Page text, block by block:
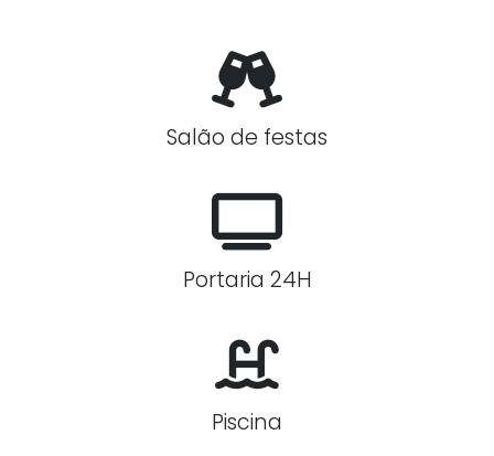
Salão de festas
Portaria 24H
Piscina